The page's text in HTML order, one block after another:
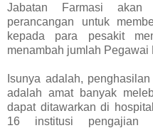
Jabatan Farmasi akan
perancangan untuk
kepada para pesakit
menambah jumlah Pegawai
Isunya adalah,
adalah amat banyak
dapat ditawarkan di
16 institusi pengajian